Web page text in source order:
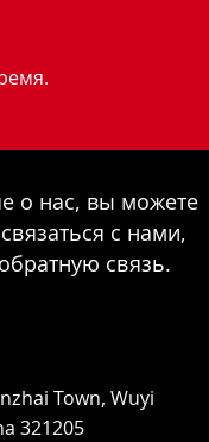
о нас, вы можете
с нами,
связь.
Town, Wuyi
321205